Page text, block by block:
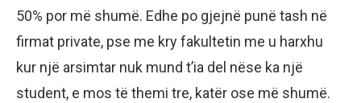
50% por më shumë. Edhe po gjejnë punë tash në
firmat private, pse me kry fakultetin me u harxhu
kur një arsimtar nuk mund t’ia del nëse ka një
student, e mos të themi tre, katër ose më shumë.